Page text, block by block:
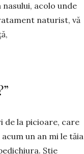
acolo unde
naturist, vă
de la picioare, care
un an mi le tăia
Știe